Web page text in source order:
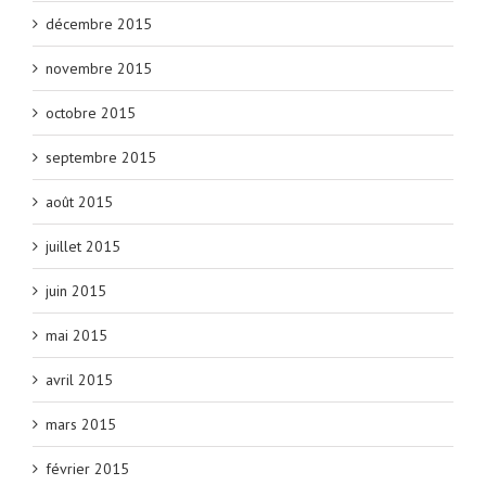
décembre 2015
novembre 2015
octobre 2015
septembre 2015
août 2015
juillet 2015
juin 2015
mai 2015
avril 2015
mars 2015
février 2015